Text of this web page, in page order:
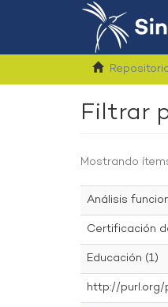
Filtrar
Mostrando
Análisis
Certificación
Educación (1)
http://purl.org/